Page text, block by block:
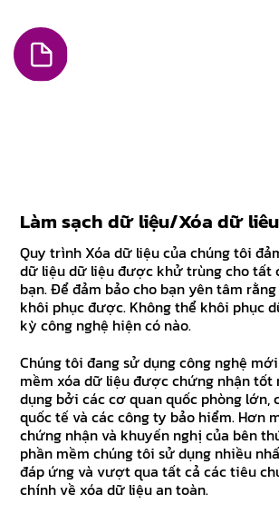
Làm sạch dữ liệu/Xóa dữ liêu
Quy trình Xóa dữ liệu của chúng tôi
dữ liệu dữ liệu được khử trùng cho tất
bạn. Để đảm bảo cho bạn yên tâm
khôi phục được. Không thể khôi phục
kỳ công nghệ hiện có nào.
Chúng tôi đang sử dụng công nghệ
mềm xóa dữ liệu được chứng nhận
dụng bởi các cơ quan quốc phòng lớn,
quốc tế và các công ty bảo hiểm. Hơn
chứng nhận và khuyến nghị của bên
phần mềm chúng tôi sử dụng nhiều
đáp ứng và vượt qua tất cả các tiêu
chính về xóa dữ liệu an toàn.